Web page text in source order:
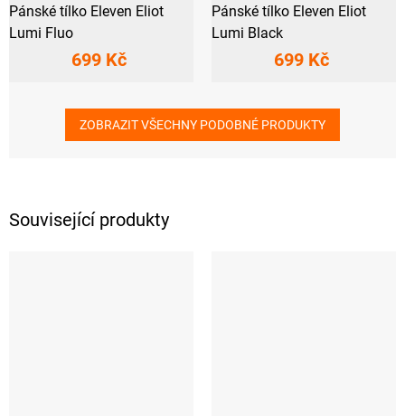
Související produkty
Pánské tílko Eleven Eliot
Lumi Fluo
699 Kč
Pánské tílko Eleven Eliot
Lumi Black
699 Kč
ZOBRAZIT VŠECHNY PODOBNÉ PRODUKTY